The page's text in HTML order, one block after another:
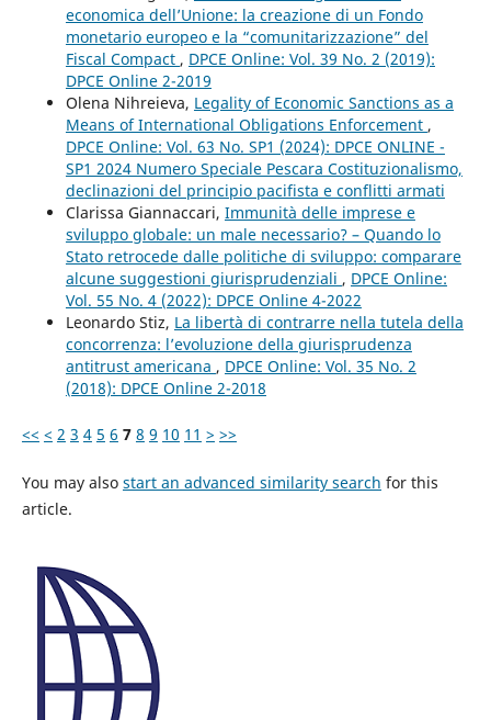
economica dell’Unione: la creazione di un Fondo
monetario europeo e la “comunitarizzazione” del
Fiscal Compact , DPCE Online: Vol. 39 No. 2 (2019):
DPCE Online 2-2019
Olena Nihreieva, Legality of Economic Sanctions as a
Means of International Obligations Enforcement ,
DPCE Online: Vol. 63 No. SP1 (2024): DPCE ONLINE -
SP1 2024 Numero Speciale Pescara Costituzionalismo,
declinazioni del principio pacifista e conflitti armati
Clarissa Giannaccari, Immunità delle imprese e
sviluppo globale: un male necessario? – Quando lo
Stato retrocede dalle politiche di sviluppo: comparare
alcune suggestioni giurisprudenziali , DPCE Online:
Vol. 55 No. 4 (2022): DPCE Online 4-2022
Leonardo Stiz, La libertà di contrarre nella tutela della
concorrenza: l’evoluzione della giurisprudenza
antitrust americana , DPCE Online: Vol. 35 No. 2
(2018): DPCE Online 2-2018
<< < 2 3 4 5 6 7 8 9 10 11 > >>
You may also start an advanced similarity search for this
article.